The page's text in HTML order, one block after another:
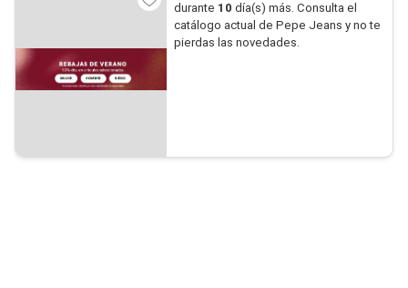
durante 10 día(s) más. Consulta el
catálogo actual de Pepe Jeans y no te
pierdas las novedades.